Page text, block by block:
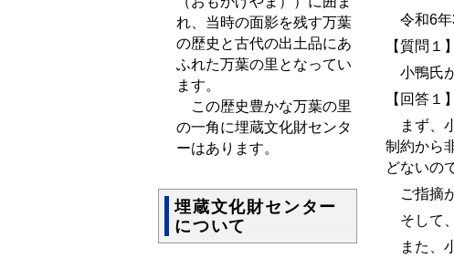
れ、当時の面影を残す万葉
の歴史と古代の出土品にあ
ふれた万葉の里となってい
ます。
この歴史豊かな万葉の里
の一角に埋蔵文化財センタ
ーはあります。
埋蔵文化財センター
について
令和6年
【質問１】
小鴨氏
【回答１】
まず、
制約から
どないの
ご指摘
そして
また、